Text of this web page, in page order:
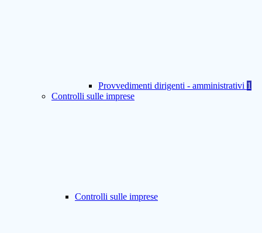
Provvedimenti dirigenti - amministrativi 1
Controlli sulle imprese
Controlli sulle imprese